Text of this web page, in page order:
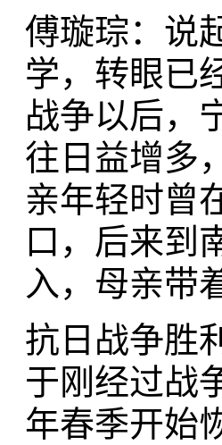
傅璇琮：说
学，转眼已
战争以后，
往日益增多
亲年轻时曾
口，后来到
入，母亲带
抗日战争胜
于刚经过战
年春季开始